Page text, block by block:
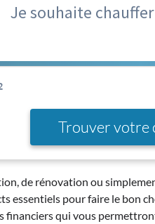
Je souhaite chauffer
Trouver votre
de rénovation ou
essentiels pour faire le bon
financiers qui vous